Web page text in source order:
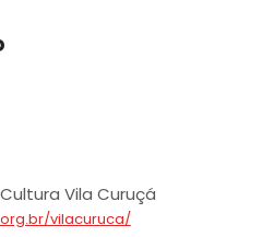
Vila Curuçá
vilacuruca/